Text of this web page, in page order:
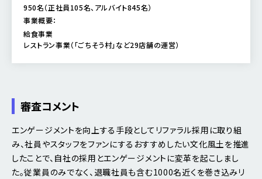
950名（正社員105名、アルバイト845名）
事業概要：
給食事業
レストラン事業（「ごちそう村」など29店舗の運営）
審査コメント
エンゲージメントを向上する手段としてリファラル採用に取り組
み、社員やスタッフをファンにするおすすめしたい文化風土を推進
したことで、自社の採用とエンゲージメントに変革を起こしまし
た。従業員のみでなく、退職社員も含む1000名近くを巻き込みリ